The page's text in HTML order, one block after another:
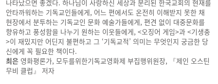
나타났으면 좋겠다. 하나님이 사랑하신 세상과 분리된 한국교회의 현재를
안타까워하는 기독교인들에게, 어느 편에서도 온전히 이해받지 못한 채
현장에서 분투하는 기독교인 문화 예술가들에게, 편견 없이 대중문화를
향유하고 풍성함을 나누기 원하는 이웃들에게, <오징어 게임>과 <기생충
>이 재밌지만 어딘지 불편하고 그 ‘기독교적’ 의미는 무엇인지 궁금한 당
신에게 꼭 필요한 책이다.
최은 영화평론가, 모두를위한기독교영화제 부집행위원장, 『제인 오스틴
무비 클럽』 저자